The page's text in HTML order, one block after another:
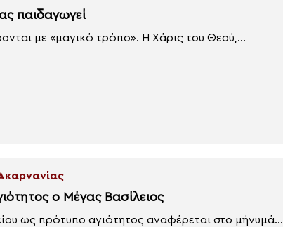
παιδαγωγεί
με «μαγικό τρόπο». Η Χάρις του Θεού,...
ο Μέγας Βασίλειος
ως πρότυπο αγιότητος αναφέρεται στο μήνυμά...